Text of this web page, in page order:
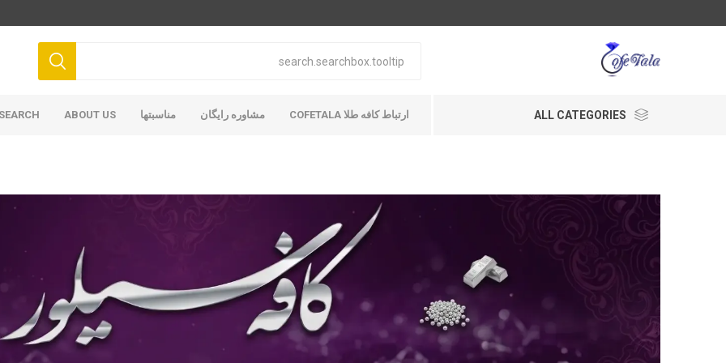
ALL CATEGORIES ارتباط کافه طلا COFETALA مشاوره رایگان مناسبتها ABOUT US
SEARCH